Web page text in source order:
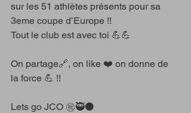
sur les 51 athlètes présents pour sa
3eme coupe d’Europe !!
Tout le club est avec toi 💪💪
On partage🔗, on like ❤️ on donne de
la force 💪 !!
Lets go JCO ㊗️🥷⚫️